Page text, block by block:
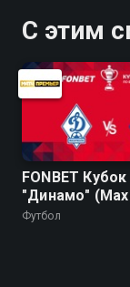
С этим
FONBET
"Динамо"
"Крылья
Футбол